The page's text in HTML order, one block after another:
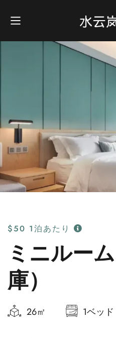
$50 1泊あたり
ミニルー
庫）
26㎡ 1ベッド